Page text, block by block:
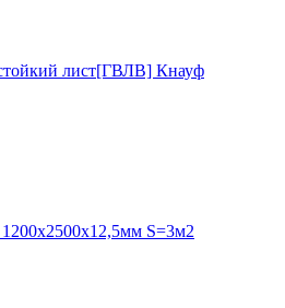
лист[ГВЛВ] Кнауф
S=3м2